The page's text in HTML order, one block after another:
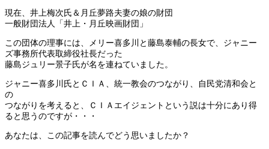
現在、井上梅次氏＆月丘夢路夫妻の娘の財団
一般財団法人「井上・月丘映画財団」
この団体の理事には、メリー喜多川と藤島泰輔の長女で、ジャニー
ズ事務所代表取締役社長だった
藤島ジュリー景子氏が名を連ねていました。
ジャニー喜多川氏とＣＩＡ、統一教会のつながり、自民党清和会と
の
つながりを考えると、ＣＩＡエイジェントという説は十分にあり得
ると思うのですが・・・
あなたは、この記事を読んでどう思いましたか？